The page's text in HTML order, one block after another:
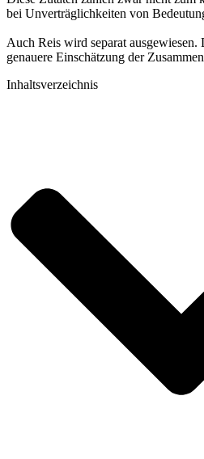
bei Unverträglichkeiten von
Auch Reis wird separat
genauere Einschätzung der
Inhaltsverzeichnis​